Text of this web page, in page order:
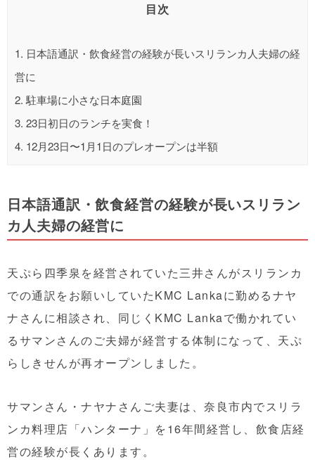
目次
1. 日本語通訳・飲食経営の経験が長いスリランカ人夫婦の経
営に
2. 駐車場に小さな日本庭園
3. 23日初日のランチを実食！
4. 12月23日〜1月1日のプレオープンは半額
日本語通訳・飲食経営の経験が長いスリラン
カ人夫婦の経営に
天ぷら四季泉を経営されていた三井さんがスリランカ
での通訳をお願いしていたKMC Lankaに勤めるナヤ
ナさんに相談され、同じくKMC Lankaで働かれてい
るサマンさんのご夫婦が経営する体制になって、天ぷ
らしきせんが再オープンしました。
サマンさん・ナヤナさんご夫妻は、奈良市内でスリラ
ンカ料理店「ハンターナ」を16年間経営し、飲食店経
営の経験が長くあります。